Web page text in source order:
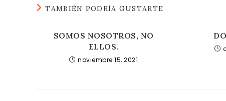
TAMBIÉN PODRÍA GUSTARTE
SOMOS NOSOTROS, NO
ELLOS.
noviembre 15, 2021